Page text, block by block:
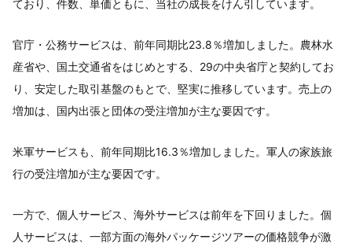
ており、件数、単価ともに、当社の成長をけん引しています。
官庁・公務サービスは、前年同期比23.8％増加しました。農林水
産省や、国土交通省をはじめとする、29の中央省庁と契約してお
り、安定した取引基盤のもとで、堅実に推移しています。売上の
増加は、国内出張と団体の受注増加が主な要因です。
米軍サービスも、前年同期比16.3％増加しました。軍人の家族旅
行の受注増加が主な要因です。
一方で、個人サービス、海外サービスは前年を下回りました。個
人サービスは、一部方面の海外パッケージツアーの価格競争が激